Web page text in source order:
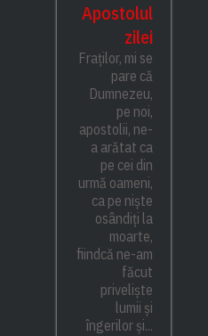
Apostolul
zilei
Fraților, mi se
pare că
Dumnezeu,
pe noi,
apostolii, ne-
a arătat ca
pe cei din
urmă oameni,
ca pe niște
osândiți la
moarte,
fiindcă ne-am
făcut
priveliște
lumii și
îngerilor și...